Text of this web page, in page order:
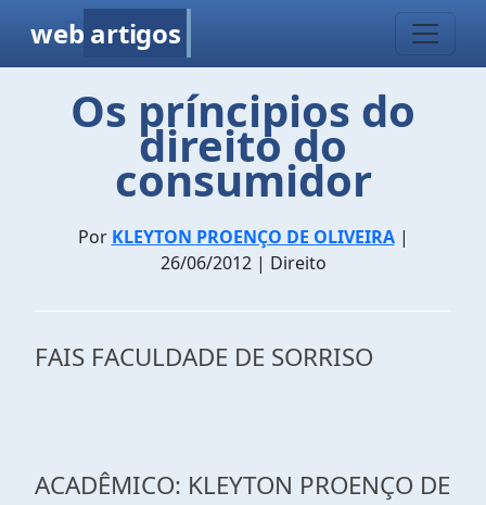
web artigos
Os príncipios do
direito do
consumidor
Por KLEYTON PROENÇO DE OLIVEIRA|
26/06/2012 | Direito
FAIS FACULDADE DE SORRISO
ACADÊMICO: KLEYTON PROENÇO DE